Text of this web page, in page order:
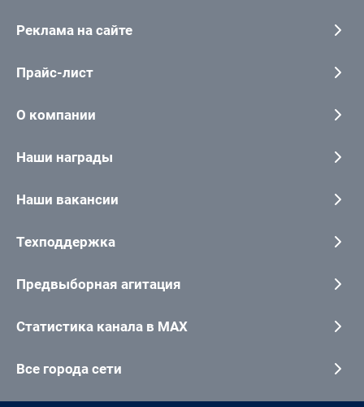
Реклама на сайте
Прайс-лист
О компании
Наши награды
Наши вакансии
Техподдержка
Предвыборная агитация
Статистика канала в MAX
Все города сети